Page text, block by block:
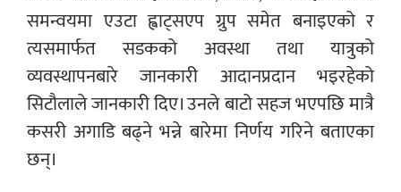
समन्वयमा एउटा ह्वाट्सएप ग्रुप समेत बनाइएको र
त्यसमार्फत सडकको अवस्था तथा यात्रुको
व्यवस्थापनबारे जानकारी आदानप्रदान भइरहेको
सिटौलाले जानकारी दिए। उनले बाटो सहज भएपछि मात्रै
कसरी अगाडि बढ्ने भन्ने बारेमा निर्णय गरिने बताएका
छन्।